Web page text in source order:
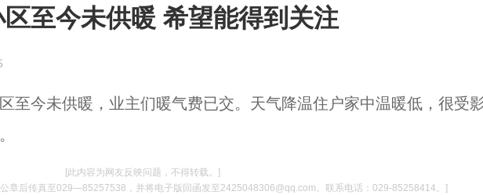
至今未供暖 希望能得到关注
至今未供暖，业主们暖气费已交。天气降温住户家中温暖低，很受
[此内容为网友反映问题，不得转载。]
章后传真至029—85257538，并将电子版回函发至2425048306@qq.com。联系电话：029-85258414。]